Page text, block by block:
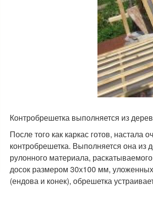
Контробрешетка выполняется из
После того как каркас готов, настала
контробрешетка. Выполняется она из
рулонного материала,
досок размером 30х100 мм,
(ендова и конек), обрешетка